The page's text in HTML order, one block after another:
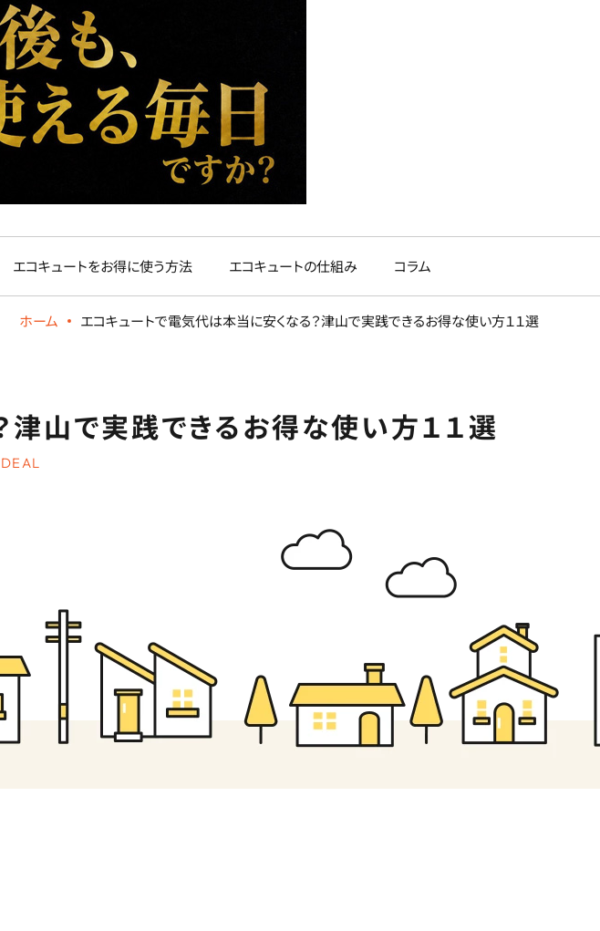
エコキュートをお得に使う方法 エコキュートの仕組み コラム
ホーム エコキュートで電気代は本当に安くなる？津山で実践できるお得な使い方１１選
山で実践できるお得な使い方１１選